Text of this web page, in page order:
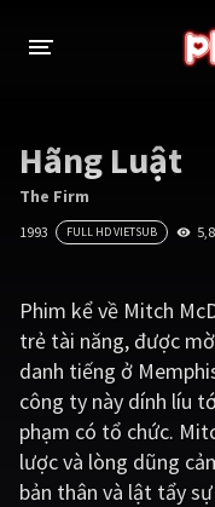
THỂ LOẠI
Thần thoại - Cổ trang
Tâm lý
Kinh dị
Viễn tưởng
Hoạt hình
Hãng Luật
The Firm
1993 FULL HD VIETSUB
Phim kể về Mitch
trẻ tài năng, được
danh tiếng ở
công ty này dính líu
phạm có tổ chức.
lược và lòng dũng
bản thân và lật tẩy